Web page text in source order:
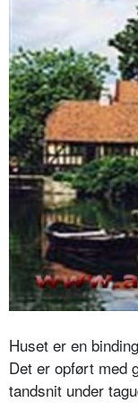
Huset er en
Det er opført med
tandsnit under